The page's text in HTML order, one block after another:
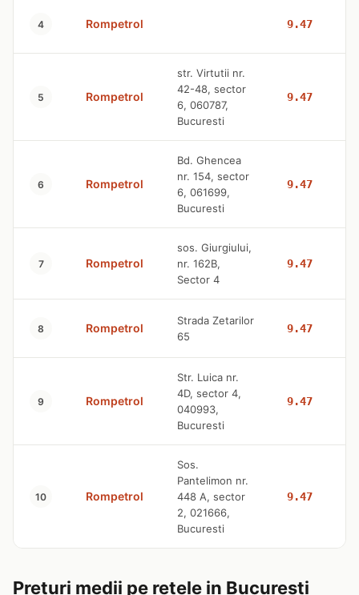
4 Rompetrol 9.47
5 Rompetrol
str. Virtutii nr.
42-48, sector
6, 060787,
Bucuresti
9.47
6 Rompetrol
Bd. Ghencea
nr. 154, sector
6, 061699,
Bucuresti
9.47
7 Rompetrol
sos. Giurgiului,
nr. 162B,
Sector 4
9.47
8 Rompetrol
Strada Zetarilor
65
9.47
9 Rompetrol
Str. Luica nr.
4D, sector 4,
040993,
Bucuresti
9.47
10 Rompetrol
Sos.
Pantelimon nr.
448 A, sector
2, 021666,
Bucuresti
9.47
Preturi medii pe retele in Bucuresti